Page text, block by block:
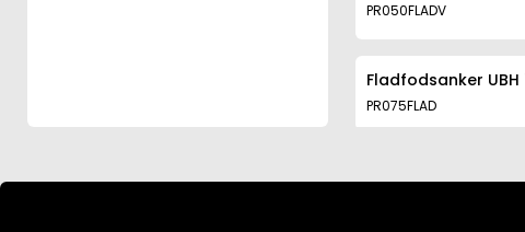
PR050FLADV
Fladfodsanker UBH
PR075FLAD